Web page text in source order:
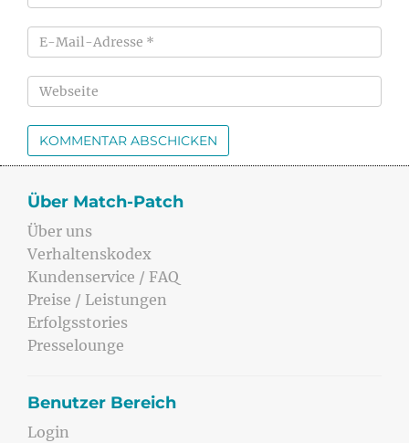
Über Match-Patch
Über uns
Verhaltenskodex
Kundenservice / FAQ
Preise / Leistungen
Erfolgsstories
Presselounge
Benutzer Bereich
Login